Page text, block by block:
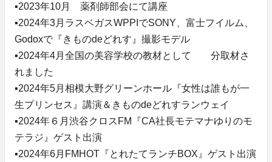
▪️2023年10月 薬剤師部会にて講座
▪️2024年3月ラスベガスWPPIでSONY、富士フイルム、
Godoxで『きものdeどれす』撮影モデル
▪️2024年4月全国の美容学校の教材として 分取材さ
れました
▪️2024年5月相模大野グリーンホール『女性は誰もが一
生プリンセス』講演＆きものdeどれすランウェイ
▪️2024年６月渋谷クロスFM『CA社長モテマナゆりのモ
テラジ』ゲスト出演
▪️2024年6月FMHOT『とれたてランチBOX』ゲスト出演